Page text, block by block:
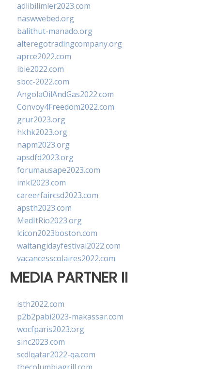
adlibilimler2023.com
naswwebed.org
balithut-manado.org
alteregotradingcompany.org
aprce2022.com
ibie2022.com
sbcc-2022.com
AngolaOilAndGas2022.com
Convoy4Freedom2022.com
grur2023.org
hkhk2023.org
napm2023.org
apsdfd2023.org
forumausape2023.com
imkl2023.com
careerfaircsd2023.com
apsth2023.com
MedItRio2023.org
lcicon2023boston.com
waitangidayfestival2022.com
vacancesscolaires2022.com
MEDIA PARTNER II
isth2022.com
p2b2pabi2023-makassar.com
wocfparis2023.org
sinc2023.com
scdlqatar2022-qa.com